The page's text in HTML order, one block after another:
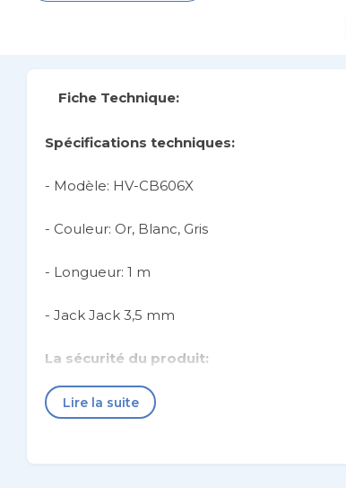
Fiche Technique:
Spécifications techniques:
- Modèle: HV-CB606X
- Couleur: Or, Blanc, Gris
- Longueur: 1 m
- Jack Jack 3,5 mm
La sécurité du produit:
Ce produit est soumis à des consignes de
Lire la suite